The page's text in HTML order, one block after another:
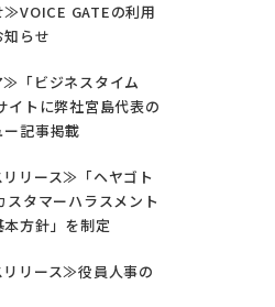
GATEの利用
知らせ
「ビジネスタイム
イトに弊社宮島代表の
ー記事掲載
リース≫「ヘヤゴト
スタマーハラスメント
本方針」を制定
リース≫役員人事の